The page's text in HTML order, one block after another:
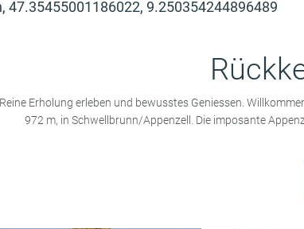
47.35455001186022, 9.250354244896489
Reine Erholung erleben und bewusstes Geniessen.
972 m, in Schwellbrunn/Appenzell. Die imposante